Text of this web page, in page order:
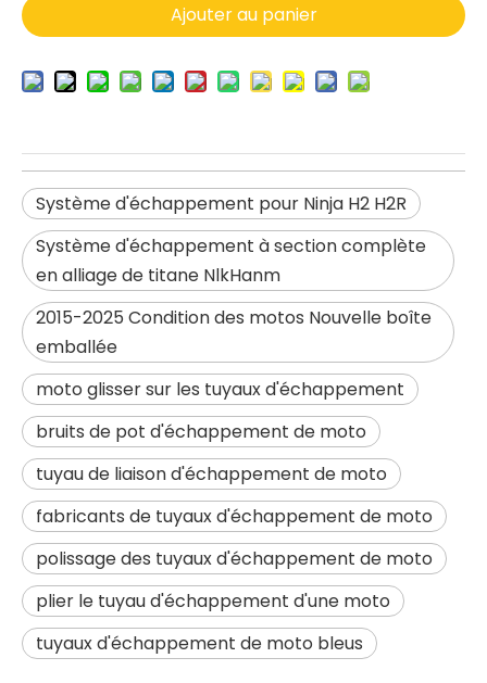
Ajouter au panier
Système d'échappement pour Ninja H2 H2R
Système d'échappement à section complète
en alliage de titane NlkHanm
2015-2025 Condition des motos Nouvelle boîte
emballée
moto glisser sur les tuyaux d'échappement
bruits de pot d'échappement de moto
tuyau de liaison d'échappement de moto
fabricants de tuyaux d'échappement de moto
polissage des tuyaux d'échappement de moto
plier le tuyau d'échappement d'une moto
tuyaux d'échappement de moto bleus